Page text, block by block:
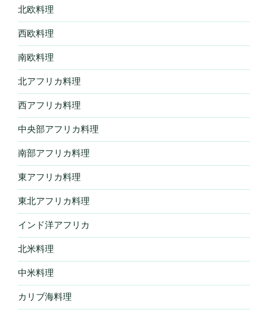
北欧料理
西欧料理
南欧料理
北アフリカ料理
西アフリカ料理
中央部アフリカ料理
南部アフリカ料理
東アフリカ料理
東北アフリカ料理
インド洋アフリカ
北米料理
中米料理
カリブ海料理